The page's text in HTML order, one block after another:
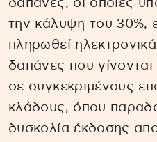
δαπάνες, οι οποίες
την κάλυψη του 30%,
πληρωθεί
δαπάνες που
σε συγκεκριμένους
κλάδους, όπου
δυσκολία έκδοσης